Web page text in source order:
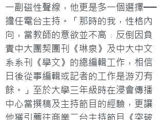
一副磁性聲線，他更是多一個選擇──
擔任電台主持。「那時的我，性格內
向，當教師的意欲並不高﹔反倒因負
責中大團契團刊《琳泉》及中大中文
系系刊《學文》的總編輯工作，相信
日後從事編輯或記者的工作是游刃有
餘。」至於大學三年級時在浸會傳播
中心當撰稿及主持節目的經驗，更讓
他獲引薦往商業二台主持節目《突破